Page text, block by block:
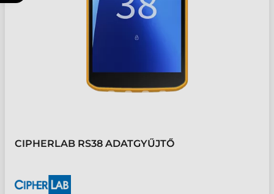
CIPHERLAB RS38 ADATGYŰJTŐ